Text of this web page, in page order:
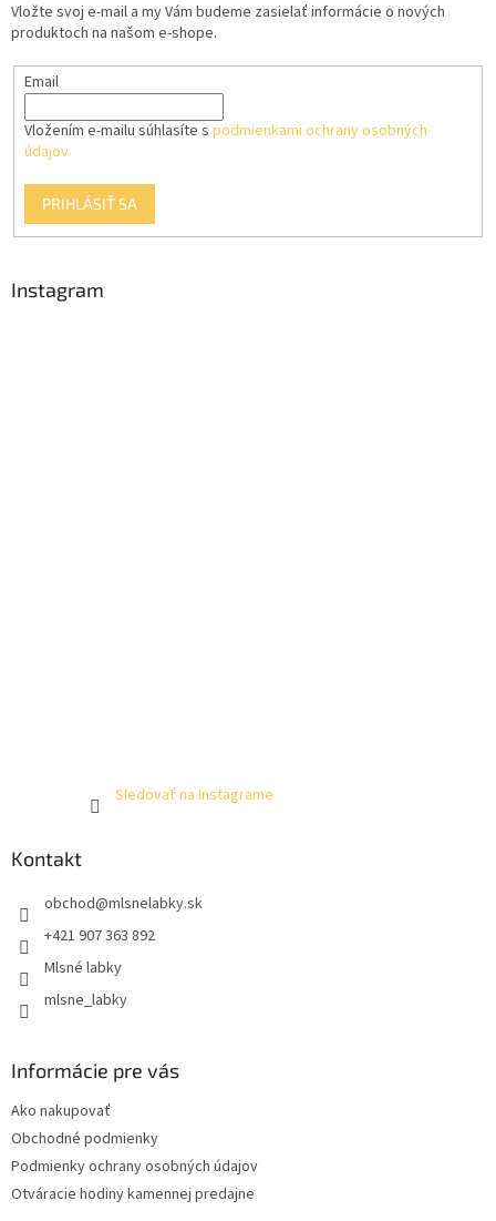
Vložte svoj e-mail a my Vám budeme zasielať informácie o nových
produktoch na našom e-shope.
Email
Vložením e-mailu súhlasíte s podmienkami ochrany osobných
údajov
PRIHLÁSIŤ SA
Instagram
Sledovať na Instagrame
Kontakt
obchod@mlsnelabky.sk
+421 907 363 892
Mlsné labky
mlsne_labky
Informácie pre vás
Ako nakupovať
Obchodné podmienky
Podmienky ochrany osobných údajov
Otváracie hodiny kamennej predajne